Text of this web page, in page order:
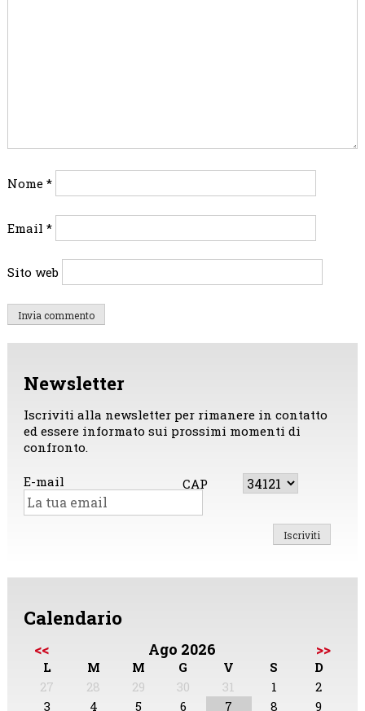
Nome *
Email *
Sito web
Newsletter
Iscriviti alla newsletter per rimanere in contatto
ed essere informato sui prossimi momenti di
confronto.
E-mail CAP
Calendario
<< Ago 2026 >>
L M M G V S
D
27
28 29 30 31 1
2
3
4 5 6 7 8 9